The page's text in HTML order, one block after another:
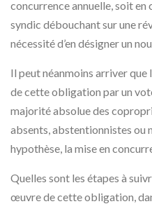
concurrence annuelle, soit en
syndic débouchant sur une
nécessité d’en désigner un
Il peut néanmoins arriver
de cette obligation par un
majorité absolue des
absents, abstentionnistes ou
hypothèse, la mise en
Quelles sont les étapes à
œuvre de cette obligation,